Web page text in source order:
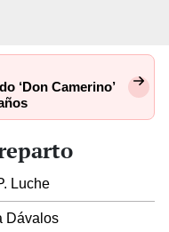
‘Don Camerino’
Luche
Dávalos